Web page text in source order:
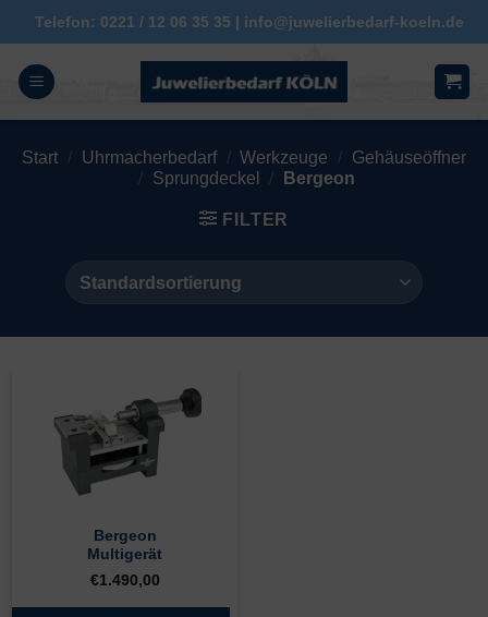
Zum
Inhalt
springen
Telefon: 0221 / 12 06 35 35 | info@juwelierbedarf-koeln.de
Start / Uhrmacherbedarf / Werkzeuge / Gehäuseöffner
/
Sprungdeckel / Bergeon
FILTER
Bergeon
Multigerät
€1.490,00